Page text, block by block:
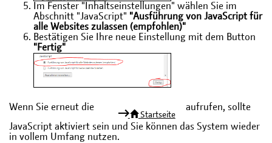
Im Fenster "Inhaltseinstellungen" wählen Sie im
Abschnitt "JavaScript" "Ausführung von JavaScript für
alle Websites zulassen (empfohlen)"
Bestätigen Sie Ihre neue Einstellung mit dem Button
"Fertig"
Wenn Sie erneut die
Startseite
aufrufen, sollte
JavaScript aktiviert sein und Sie können das System wieder
in vollem Umfang nutzen.